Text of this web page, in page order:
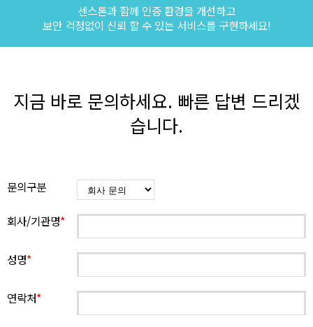
센스톤과 함께 인증 환경을 개선하고
보안 걱정없이 신뢰 할 수 있는 서비스를 구현하세요!
지금 바로 문의하세요. 빠른 답변 드리겠
습니다.
문의구분
회사/기관명*
성명*
연락처*